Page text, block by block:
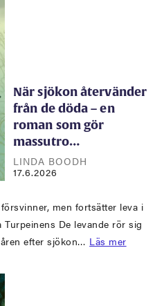
När sjökon återvänder
från de döda – en
roman som gör
massutro…
LINDA BOODH
17.6.2026
men fortsätter leva i
De levande rör sig
efter sjökon… Läs mer